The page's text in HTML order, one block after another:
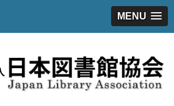
MENU